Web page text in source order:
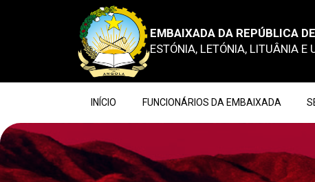
EMBAIXADA DA REPÚBLICA
ESTÓNIA, LETÓNIA, LITUÂNIA E
INÍCIO FUNCIONÁRIOS DA EMBAIXADA